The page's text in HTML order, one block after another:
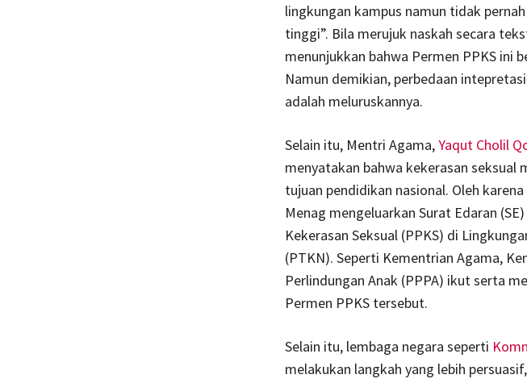
lingkungan kampus namun tidak
tinggi”. Bila merujuk naskah secara
menunjukkan bahwa Permen PPKS ini
Namun demikian, perbedaan
adalah meluruskannya.
Selain itu, Mentri Agama,Yaqut Cholil
menyatakan bahwa kekerasan seksual
tujuan pendidikan nasional. Oleh
Menag mengeluarkan Surat Edaran
Kekerasan Seksual (PPKS) di
(PTKN). Seperti Kementrian Agama,
Perlindungan Anak (PPPA) ikut serta
Permen PPKS tersebut.
Selain itu, lembaga negara seperti
melakukan langkah yang lebih